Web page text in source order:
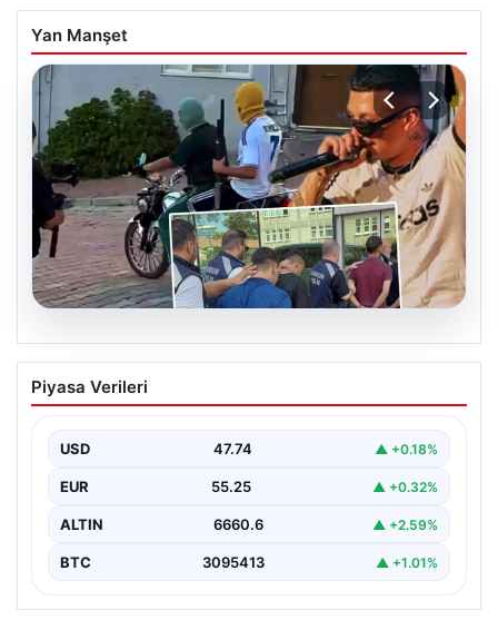
Yan Manşet
06.08.2026
Rapçi Keskin’in Klipte Silah Kullanımı
Nedeniyle Gözaltına Alınması
rapçi Yüşa Keskin, son yaptığı müzik klibinde…
Piyasa Verileri
USD 47.74 ▲ +0.18%
EUR 55.25 ▲ +0.32%
ALTIN 6660.6 ▲ +2.59%
BTC 3095413 ▲ +1.01%